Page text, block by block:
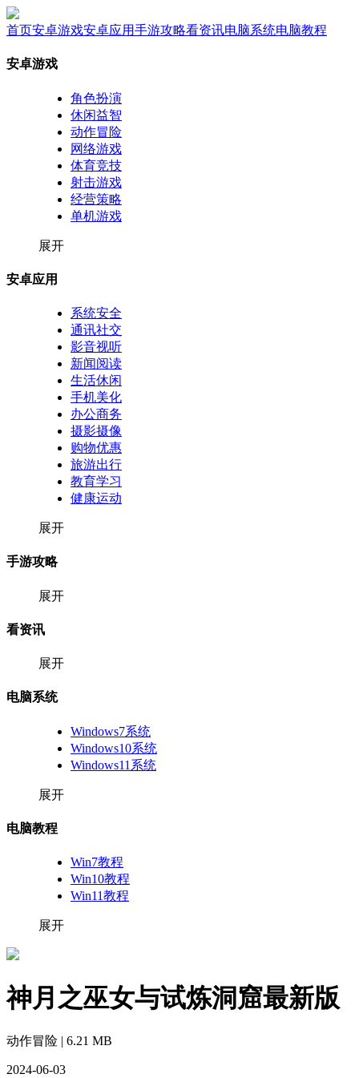
首页安卓游戏安卓应用手游攻略看资讯电脑系统电脑教程
安卓游戏
角色扮演
休闲益智
动作冒险
网络游戏
体育竞技
射击游戏
经营策略
单机游戏
展开
安卓应用
系统安全
通讯社交
影音视听
新闻阅读
生活休闲
手机美化
办公商务
摄影摄像
购物优惠
旅游出行
教育学习
健康运动
展开
手游攻略
展开
看资讯
展开
电脑系统
Windows7系统
Windows10系统
Windows11系统
展开
电脑教程
Win7教程
Win10教程
Win11教程
展开
神月之巫女与试炼洞窟最新版
动作冒险 | 6.21 MB
2024-06-03